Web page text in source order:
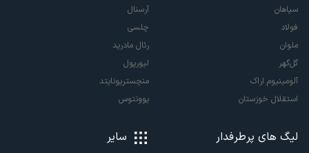
سپاهان
فولاد
ملوان
گل‌گهر
آلومینیوم اراک
استقلال خوزستان
آرسنال
چلسی
رئال مادرید
لیورپول
منچستریونایتد
یوونتوس
لیگ های پرطرفدار سایر